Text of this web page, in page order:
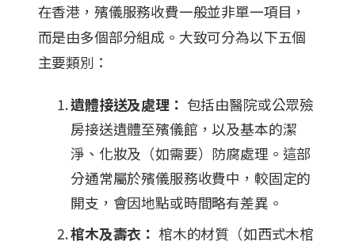
在香港，殯儀服務收費一般並非單一項目，
而是由多個部分組成。大致可分為以下五個
主要類別：
遺體接送及處理： 包括由醫院或公眾殮
房接送遺體至殯儀館，以及基本的潔
淨、化妝及（如需要）防腐處理。這部
分通常屬於殯儀服務收費中，較固定的
開支，會因地點或時間略有差異。
棺木及壽衣： 棺木的材質（如西式木棺